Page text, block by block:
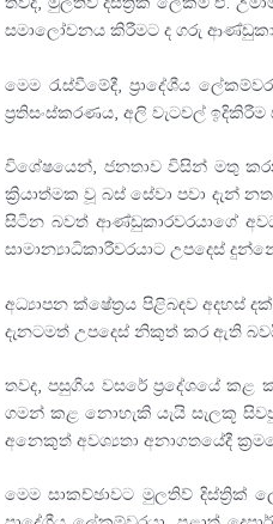
සමාලෝචනය කිරීමට ද ගරු
මෙම රැස්වීමේදී, ප්‍රාදේශීය
ප්‍රතිසංස්කරණය, අලි වැටවල්
විශේෂයෙන්, ජනතාව විසින් මතු
ක්‍රියාත්මක වූ බස් සේවා පවා
සිටින බවත් ආණ්ඩුකාරවරයාගේ
සාමාන්‍යාධිකාරීවරයාට උපදෙස්
අධ්‍යාපන ක්ෂේත්‍රය පිළිබඳව අදහස්
දැනටමත් උපදෙස් නිකුත් කර ඇති
තවද, පසුගිය වසරේ ප්‍රදේශයේ කළ
ගමන් කළ නොහැකි යැයි සැලකූ
අනෙකුත් අවශ්‍යතා අනාගතයේදී
මෙම සාකච්ඡාවට මුලතිව් දිස්ත්‍රික්